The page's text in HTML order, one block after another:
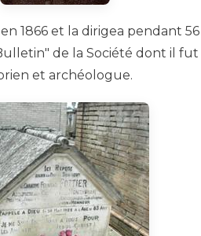
1866 et la dirigea pendant 56
de la Société dont il fut
et archéologue.